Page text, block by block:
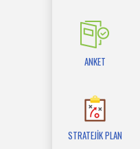
ANKET
STRATEJİK PLAN